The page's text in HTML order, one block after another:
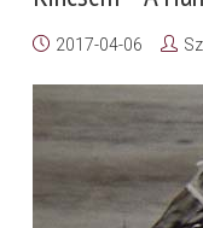
2017-04-06